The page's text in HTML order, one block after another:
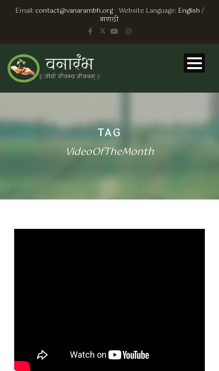
Email:contact@vanarambh.org Website Language: English/
मराठी
TAG
VideoOfTheMonth